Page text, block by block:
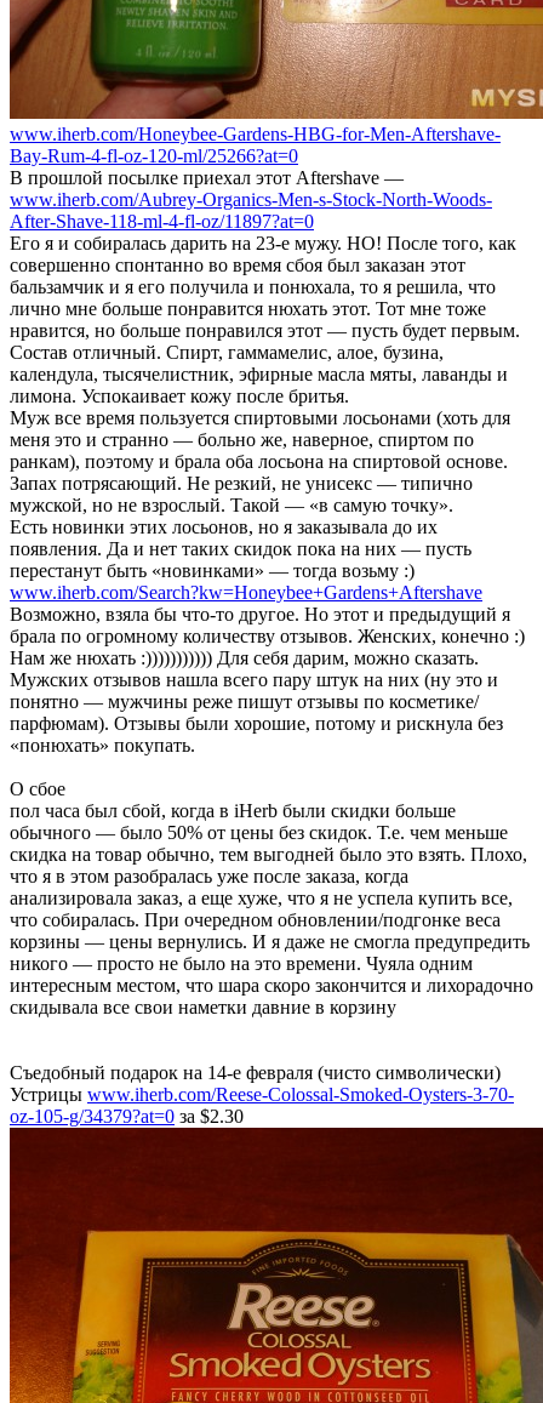
www.iherb.com/Honeybee-Gardens-HBG-for-Men-Aftershave-
Bay-Rum-4-fl-oz-120-ml/25266?at=0
В прошлой посылке приехал этот Aftershave —
www.iherb.com/Aubrey-Organics-Men-s-Stock-North-Woods-
After-Shave-118-ml-4-fl-oz/11897?at=0
Его я и собиралась дарить на 23-е мужу. НО! После того, как
совершенно спонтанно во время сбоя был заказан этот
бальзамчик и я его получила и понюхала, то я решила, что
лично мне больше понравится нюхать этот. Тот мне тоже
нравится, но больше понравился этот — пусть будет первым.
Состав отличный. Спирт, гаммамелис, алое, бузина,
календула, тысячелистник, эфирные масла мяты, лаванды и
лимона. Успокаивает кожу после бритья.
Муж все время пользуется спиртовыми лосьонами (хоть для
меня это и странно — больно же, наверное, спиртом по
ранкам), поэтому и брала оба лосьона на спиртовой основе.
Запах потрясающий. Не резкий, не унисекс — типично
мужской, но не взрослый. Такой — «в самую точку».
Есть новинки этих лосьонов, но я заказывала до их
появления. Да и нет таких скидок пока на них — пусть
перестанут быть «новинками» — тогда возьму :)
www.iherb.com/Search?kw=Honeybee+Gardens+Aftershave
Возможно, взяла бы что-то другое. Но этот и предыдущий я
брала по огромному количеству отзывов. Женских, конечно :)
Нам же нюхать :))))))))))) Для себя дарим, можно сказать.
Мужских отзывов нашла всего пару штук на них (ну это и
понятно — мужчины реже пишут отзывы по косметике/
парфюмам). Отзывы были хорошие, потому и рискнула без
«понюхать» покупать.
О сбое
пол часа был сбой, когда в iHerb были скидки больше
обычного — было 50% от цены без скидок. Т.е. чем меньше
скидка на товар обычно, тем выгодней было это взять. Плохо,
что я в этом разобралась уже после заказа, когда
анализировала заказ, а еще хуже, что я не успела купить все,
что собиралась. При очередном обновлении/подгонке веса
корзины — цены вернулись. И я даже не смогла предупредить
никого — просто не было на это времени. Чуяла одним
интересным местом, что шара скоро закончится и лихорадочно
скидывала все свои наметки давние в корзину
Съедобный подарок на 14-е февраля (чисто символически)
Устрицы www.iherb.com/Reese-Colossal-Smoked-Oysters-3-70-
oz-105-g/34379?at=0 за $2.30